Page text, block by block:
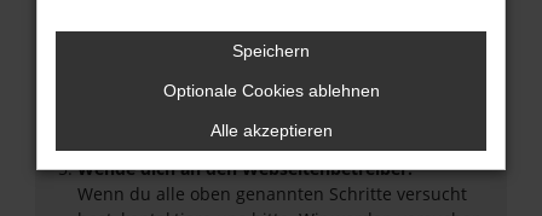
Betriebssystem auf dem neuesten Stand sind.
Veraltete Software birgt nicht nur ein
Sicherheitsrisiko, sondern kann auch dazu führen,
unterstützt werden.
Wende dich an den Webseitenbetreiber.
Wenn du alle oben genannten Schritte versucht
Speichern
Optionale Cookies ablehnen
Alle akzeptieren